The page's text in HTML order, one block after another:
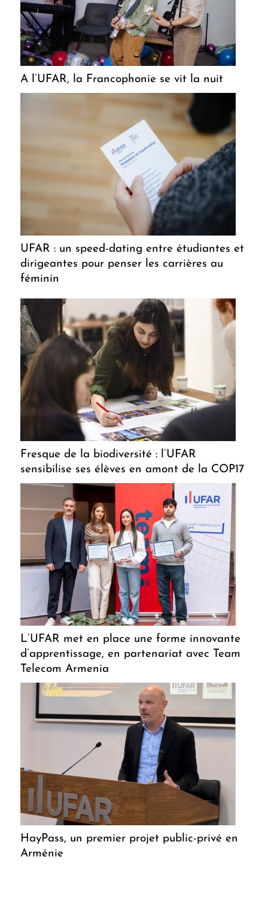
A l’UFAR, la Francophonie se vit la nuit
UFAR : un speed-dating entre étudiantes et
dirigeantes pour penser les carrières au
féminin
Fresque de la biodiversité : l’UFAR
sensibilise ses élèves en amont de la COP17
L’UFAR met en place une forme innovante
d’apprentissage, en partenariat avec Team
Telecom Armenia
HayPass, un premier projet public-privé en
Arménie